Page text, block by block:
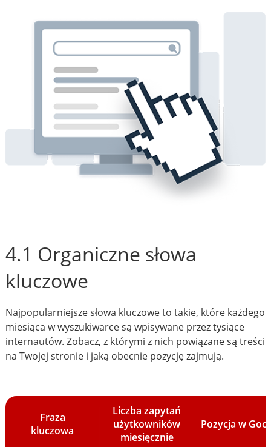
4.1 Organiczne słowa
kluczowe
Najpopularniejsze słowa kluczowe to takie, które każdego
miesiąca w wyszukiwarce są wpisywane przez tysiące
internautów. Zobacz, z którymi z nich powiązane są treści
na Twojej stronie i jaką obecnie pozycję zajmują.
Fraza
kluczowa
Liczba zapytań
użytkowników
miesięcznie
Pozycja w